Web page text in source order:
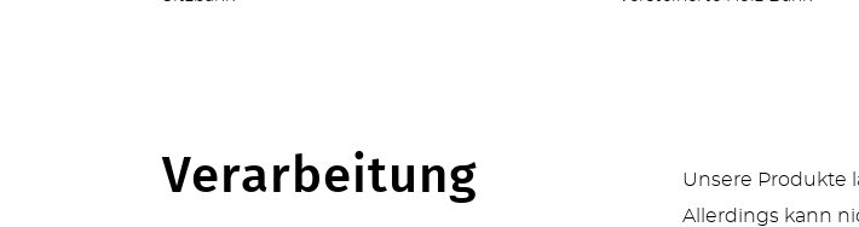
Verarbeitung
Unsere Produkte
Allerdings kann